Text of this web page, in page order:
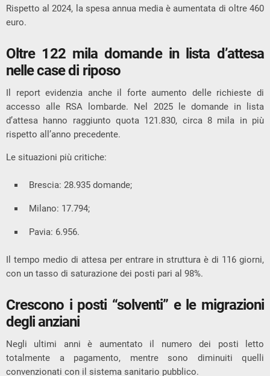
Rispetto al 2024, la spesa annua media è aumentata di oltre 460
euro.
Oltre 122 mila domande in lista d’attesa
nelle case di riposo
Il report evidenzia anche il forte aumento delle richieste di
accesso alle RSA lombarde. Nel 2025 le domande in lista
d’attesa hanno raggiunto quota 121.830, circa 8 mila in più
rispetto all’anno precedente.
Le situazioni più critiche:
Brescia: 28.935 domande;
Milano: 17.794;
Pavia: 6.956.
Il tempo medio di attesa per entrare in struttura è di 116 giorni,
con un tasso di saturazione dei posti pari al 98%.
Crescono i posti “solventi” e le migrazioni
degli anziani
Negli ultimi anni è aumentato il numero dei posti letto
totalmente a pagamento, mentre sono diminuiti quelli
convenzionati con il sistema sanitario pubblico.